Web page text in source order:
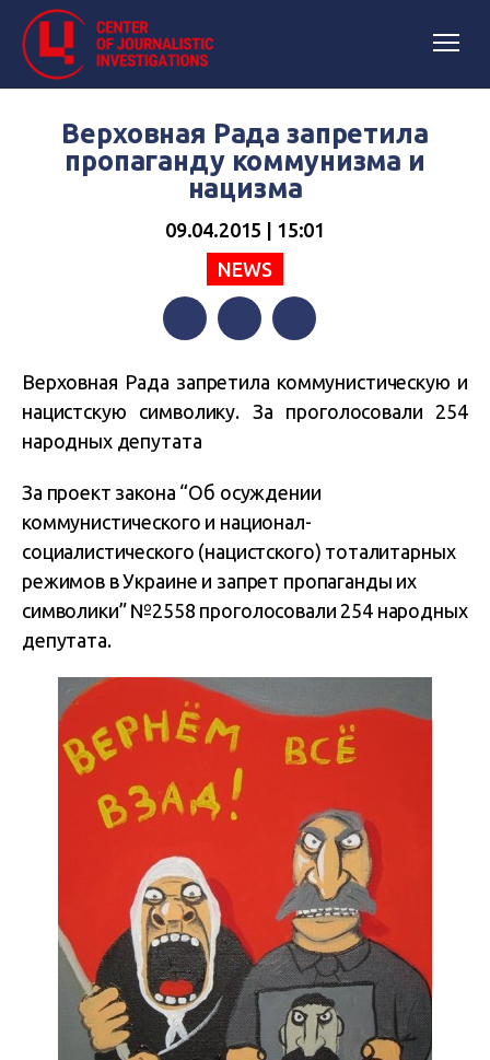
Верховная Рада запретила
пропаганду коммунизма и
нацизма
09.04.2015 | 15:01
NEWS
Верховная Рада запретила коммунистическую и
нацистскую символику. За проголосовали 254
народных депутата
За проект закона “Об осуждении
коммунистического и национал-
социалистического (нацистского) тоталитарных
режимов в Украине и запрет пропаганды их
символики” №2558 проголосовали 254 народных
депутата.